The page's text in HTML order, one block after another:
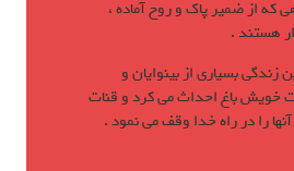
که از ضمير پاک و روح آماده ،
هستند .
زندگی بسياری از بينوايان و
خويش باغ احداث مي کرد و قنات
را در راه خدا وقف مي نمود .